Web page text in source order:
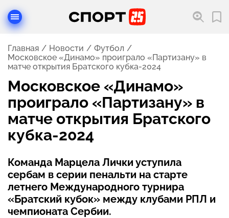
Главная Новости
Футбол
Московское «Динамо» проиграло «Партизану» в
матче открытия Братского кубка-2024
Московское «Динамо»
проиграло «Партизану» в
матче открытия Братского
кубка-2024
Команда Марцела Лички уступила
сербам в серии пенальти на старте
летнего Международного турнира
«Братский кубок» между клубами РПЛ и
чемпионата Сербии.